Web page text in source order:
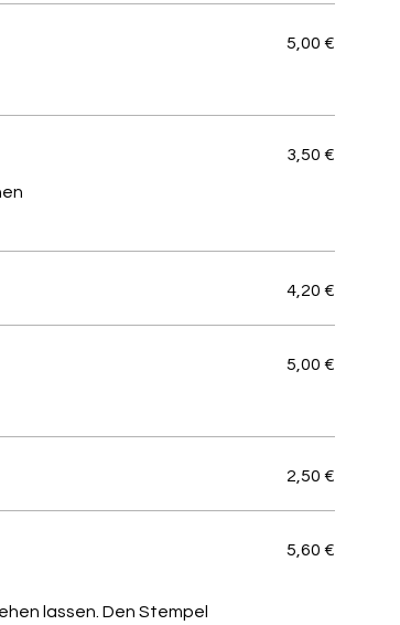
5,00 €
3,50 €
4,20 €
5,00 €
2,50 €
lassen. Den Stempel
5,60 €